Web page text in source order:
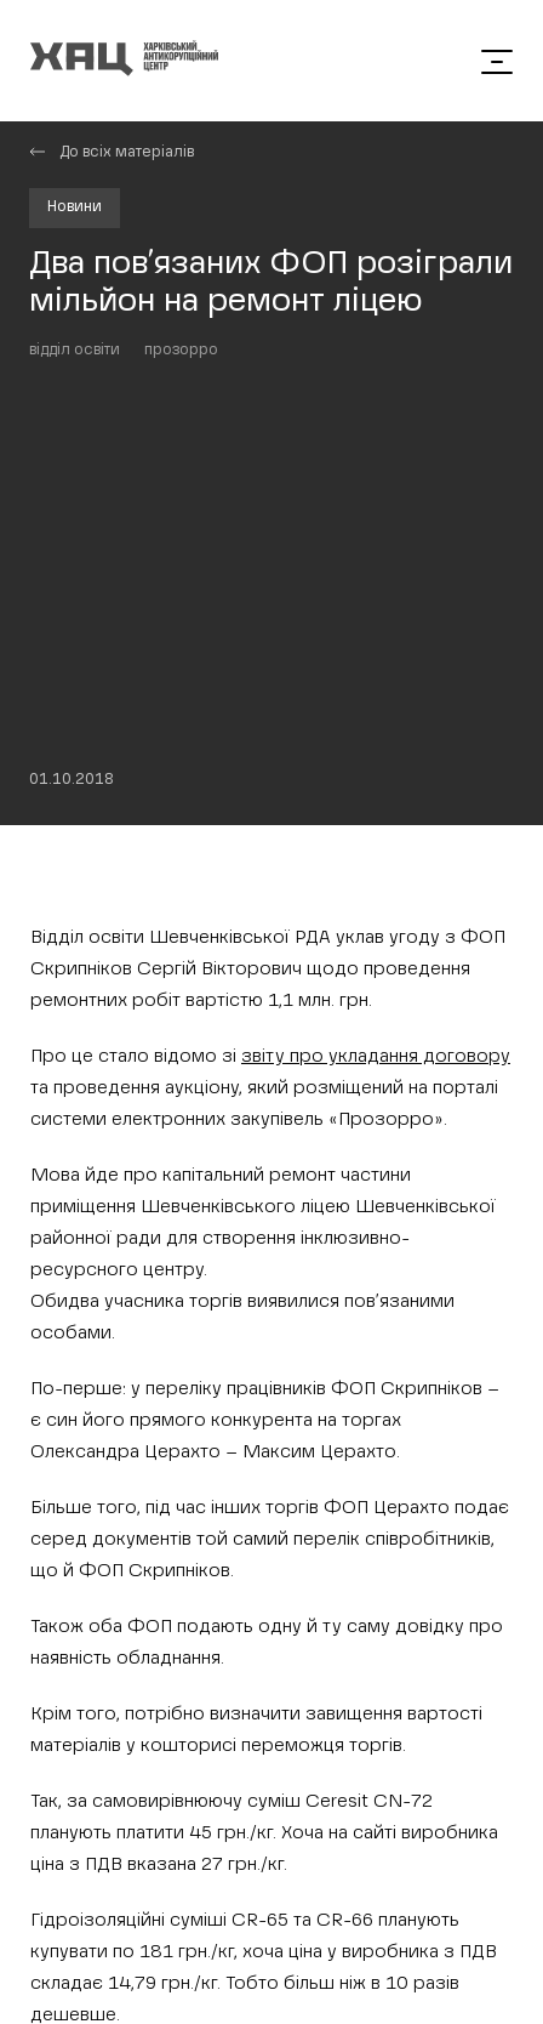
До всіх матеріалів
Новини
Два пов’язаних ФОП розіграли
мільйон на ремонт ліцею
відділ освіти прозорро
01.10.2018
Відділ освіти Шевченківської РДА уклав угоду з ФОП
Скрипніков Сергій Вікторович щодо проведення
ремонтних робіт вартістю 1,1 млн. грн.
Про це стало відомо зі звіту про укладання договору
та проведення аукціону, який розміщений на порталі
системи електронних закупівель «Прозорро».
Мова йде про капітальний ремонт частини
приміщення Шевченківського ліцею Шевченківської
районної ради для створення інклюзивно-
ресурсного центру.
Обидва учасника торгів виявилися пов’язаними
особами.
По-перше: у переліку працівників ФОП Скрипніков –
є син його прямого конкурента на торгах
Олександра Церахто – Максим Церахто.
Більше того, під час інших торгів ФОП Церахто подає
серед документів той самий перелік співробітників,
що й ФОП Скрипніков.
Також оба ФОП подають одну й ту саму довідку про
наявність обладнання.
Крім того, потрібно визначити завищення вартості
матеріалів у кошторисі переможця торгів.
Так, за самовирівнюючу суміш Ceresit CN-72
планують платити 45 грн./кг. Хоча на сайті виробника
ціна з ПДВ вказана 27 грн./кг.
Гідроізоляційні суміші CR-65 та CR-66 планують
купувати по 181 грн./кг, хоча ціна у виробника з ПДВ
складає 14,79 грн./кг. Тобто більш ніж в 10 разів
дешевше.